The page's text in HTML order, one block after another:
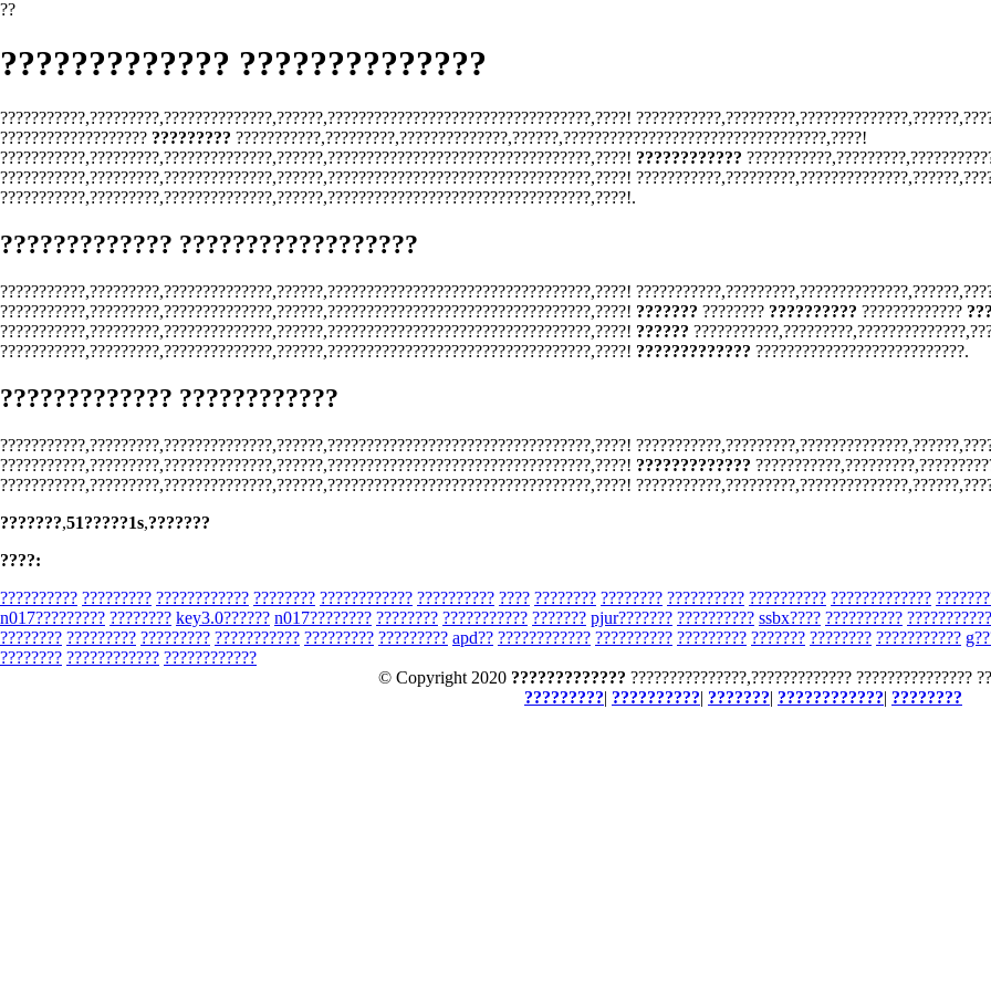
??
????????????? ??????????????
???????????,?????????,??????????????,??????,??????????????????????????????????,????!
??????????????????? ????????? ???????????,?????????,??????????????,??????,??????????????????????????????????,????!
???????????,?????????,??????????????,??????,??????????????????????????????????,????! ????????????
???????????,?????????,??????????????,??????,??????????????????????????????????,????!
???????????,?????????,??????????????,??????,??????????????????????????????????,????!.
????????????? ??????????????????
???????????,?????????,??????????????,??????,??????????????????????????????????,????!
???????????,?????????,??????????????,??????,??????????????????????????????????,????! ??????? ???????? ?????????? ?????????????
???????????,?????????,??????????????,??????,??????????????????????????????????,????! ??????
???????????,?????????,??????????????,??????,??????????????????????????????????,????! ????????????? ???????????????????????????.
????????????? ????????????
???????????,?????????,??????????????,??????,??????????????????????????????????,????!
???????????,?????????,??????????????,??????,??????????????????????????????????,????! ?????????????
???????????,?????????,??????????????,??????,??????????????????????????????????,????!
???????,51?????1s,???????
????:
?????????? ????????? ???????????? ???????? ???????????? ?????????? ???? ???????? ???????? ?????????? ?????????? ?????????????
n017????????? ???????? key3.0?????? n017???????? ???????? ??????????? ??????? pjur??????? ?????????? ssbx???? ?????????? ???????????
???????? ????????? ????????? ??????????? ????????? ????????? apd?? ???????????? ?????????? ????????? ??????? ???????? ???????????
???????? ???????????? ????????????
© Copyright 2020 ????????????? ???????????????,????????????? ???????????????
?????????| ??????????| ???????| ????????????| ????????